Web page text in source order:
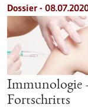
Dossier -
Immunologie
Fortschritts